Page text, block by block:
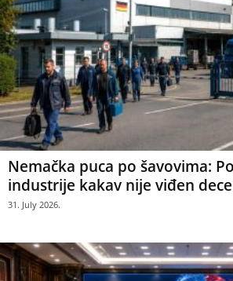
Nemačka puca po šavovima:
industrije kakav nije viđen
31. July 2026.